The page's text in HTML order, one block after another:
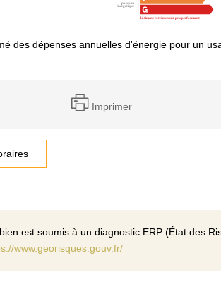
des dépenses annuelles d'énergie pour un
Imprimer
est soumis à un diagnostic ERP (État des
www.georisques.gouv.fr/